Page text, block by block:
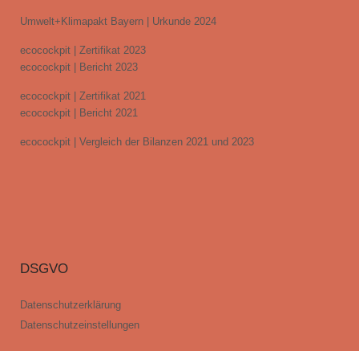
Umwelt+Klimapakt Bayern | Urkunde 2024
ecocockpit | Zertifikat 2023
ecocockpit | Bericht 2023
ecocockpit | Zertifikat 2021
ecocockpit | Bericht 2021
ecocockpit | Vergleich der Bilanzen 2021 und 2023
DSGVO
Datenschutzerklärung
Datenschutzeinstellungen